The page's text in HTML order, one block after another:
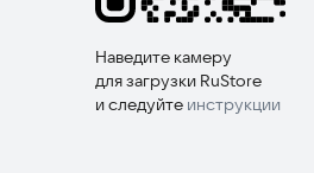
Наведите камеру
для загрузки RuStore
и следуйте инструкции